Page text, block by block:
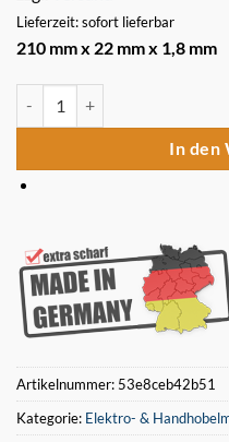
Lieferzeit: sofort lieferbar
210 mm x 22 mm x 1,8 mm
Holzstar ADH 200 2 Stück
In den
Artikelnummer: 53e8ceb42b51
Kategorie: Elektro- &